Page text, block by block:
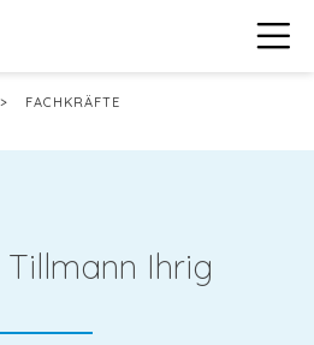
> FACHKRÄFTE
Tillmann Ihrig